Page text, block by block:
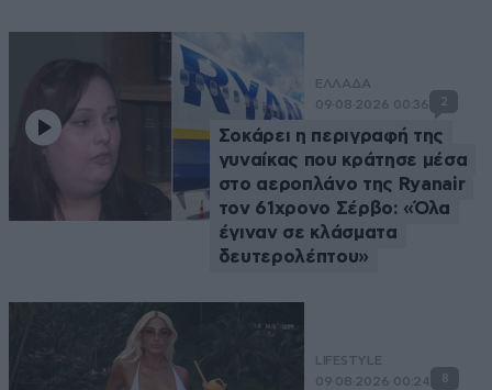
ΕΛΛΑΔΑ
09·08·2026 00:36
2
Σοκάρει η περιγραφή της
γυναίκας που κράτησε μέσα
στο αεροπλάνο της Ryanair
τον 61χρονο Σέρβο: «Όλα
έγιναν σε κλάσματα
δευτερολέπτου»
LIFESTYLE
09·08·2026 00:24
8